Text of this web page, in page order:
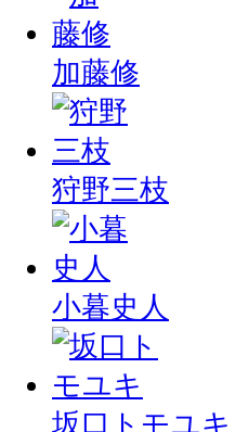
加藤修
狩野三枝
小暮史人
坂口トモユキ